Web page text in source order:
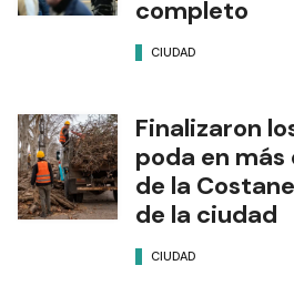
completo
CIUDAD
Finalizaron
poda en
de la
de la ciudad
CIUDAD